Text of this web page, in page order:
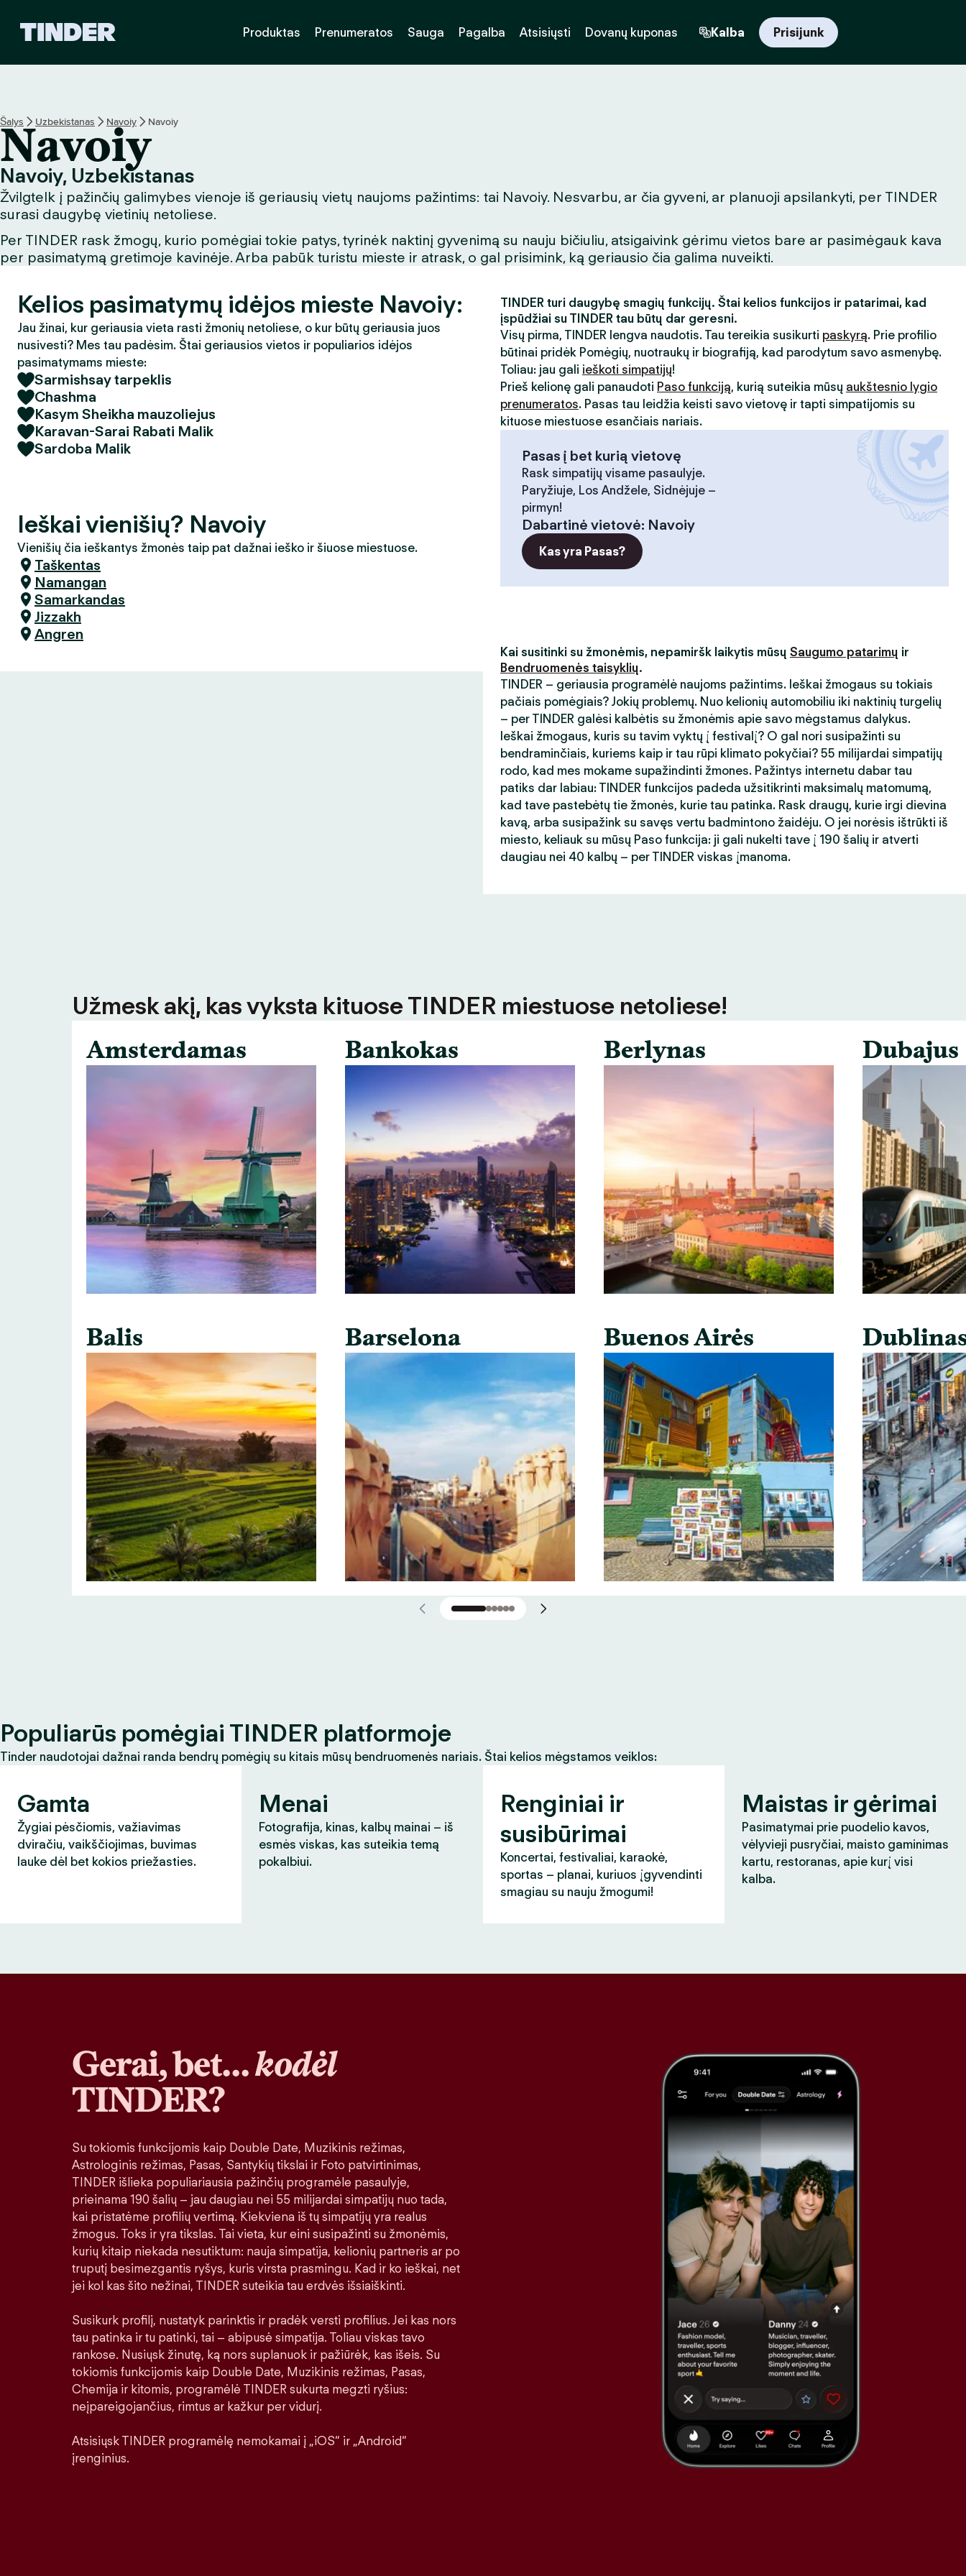
p
a
r
i
n
d
n
i
Produktas Prenumeratos Sauga Pagalba Atsisiųsti Dovanų kuponas Kalba Prisijunk
Šalys Uzbekistanas Navoiy Navoiy
Navoiy
Navoiy, Uzbekistanas
Žvilgtelk į pažinčių galimybes vienoje iš geriausių vietų naujoms pažintims: tai Navoiy. Nesvarbu, ar čia gyveni, ar planuoji apsilankyti, per TINDER
surasi daugybę vietinių netoliese.
Per TINDER rask žmogų, kurio pomėgiai tokie patys, tyrinėk naktinį gyvenimą su nauju bičiuliu, atsigaivink gėrimu vietos bare ar pasimėgauk kava
per pasimatymą gretimoje kavinėje. Arba pabūk turistu mieste ir atrask, o gal prisimink, ką geriausio čia galima nuveikti.
Kelios pasimatymų idėjos mieste Navoiy:
Jau žinai, kur geriausia vieta rasti žmonių netoliese, o kur būtų geriausia juos
nusivesti? Mes tau padėsim. Štai geriausios vietos ir populiarios idėjos
pasimatymams mieste:
Sarmishsay tarpeklis
Chashma
Kasym Sheikha mauzoliejus
Karavan-Sarai Rabati Malik
Sardoba Malik
Ieškai vienišių? Navoiy
Vienišių čia ieškantys žmonės taip pat dažnai ieško ir šiuose miestuose.
Taškentas
Namangan
Samarkandas
Jizzakh
Angren
TINDER turi daugybę smagių funkcijų. Štai kelios funkcijos ir patarimai, kad
įspūdžiai su TINDER tau būtų dar geresni.
Visų pirma, TINDER lengva naudotis. Tau tereikia susikurti paskyrą. Prie profilio
būtinai pridėk Pomėgių, nuotraukų ir biografiją, kad parodytum savo asmenybę.
Toliau: jau gali ieškoti simpatijų!
Prieš kelionę gali panaudoti Paso funkciją, kurią suteikia mūsų aukštesnio lygio
prenumeratos. Pasas tau leidžia keisti savo vietovę ir tapti simpatijomis su
kituose miestuose esančiais nariais.
Pasas į bet kurią vietovę
Rask simpatijų visame pasaulyje.
Paryžiuje, Los Andžele, Sidnėjuje –
pirmyn!
Dabartinė vietovė: Navoiy
Kas yra Pasas?
Kai susitinki su žmonėmis, nepamiršk laikytis mūsų Saugumo patarimų ir
Bendruomenės taisyklių.
TINDER – geriausia programėlė naujoms pažintims. Ieškai žmogaus su tokiais
pačiais pomėgiais? Jokių problemų. Nuo kelionių automobiliu iki naktinių turgelių
– per TINDER galėsi kalbėtis su žmonėmis apie savo mėgstamus dalykus.
Ieškai žmogaus, kuris su tavim vyktų į festivalį? O gal nori susipažinti su
bendraminčiais, kuriems kaip ir tau rūpi klimato pokyčiai? 55 milijardai simpatijų
rodo, kad mes mokame supažindinti žmones. Pažintys internetu dabar tau
patiks dar labiau: TINDER funkcijos padeda užsitikrinti maksimalų matomumą,
kad tave pastebėtų tie žmonės, kurie tau patinka. Rask draugų, kurie irgi dievina
kavą, arba susipažink su savęs vertu badmintono žaidėju. O jei norėsis ištrūkti iš
miesto, keliauk su mūsų Paso funkcija: ji gali nukelti tave į 190 šalių ir atverti
daugiau nei 40 kalbų – per TINDER viskas įmanoma.
Užmesk akį, kas vyksta kituose TINDER miestuose netoliese!
Amsterdamas
Balis
Bankokas
Barselona
Berlynas
Buenos Airės
Dubajus
Populiarūs pomėgiai TINDER platformoje
Tinder naudotojai dažnai randa bendrų pomėgių su kitais mūsų bendruomenės nariais. Štai kelios mėgstamos veiklos:
Gamta
Žygiai pėsčiomis, važiavimas
dviračiu, vaikščiojimas, buvimas
lauke dėl bet kokios priežasties.
Menai
Fotografija, kinas, kalbų mainai – iš
esmės viskas, kas suteikia temą
pokalbiui.
Renginiai ir
susibūrimai
Koncertai, festivaliai, karaokė,
sportas – planai, kuriuos įgyvendinti
smagiau su nauju žmogumi!
Maistas ir gėrimai
Pasimatymai prie puodelio kavos,
vėlyvieji pusryčiai, maisto gaminimas
kartu, restoranas, apie kurį visi
kalba.
Gerai, bet…kodėl
TINDER?
Su tokiomis funkcijomis kaip Double Date, Muzikinis režimas,
Astrologinis režimas, Pasas, Santykių tikslai ir Foto patvirtinimas,
TINDER išlieka populiariausia pažinčių programėle pasaulyje,
prieinama 190 šalių – jau daugiau nei 55 milijardai simpatijų nuo tada,
kai pristatėme profilių vertimą. Kiekviena iš tų simpatijų yra realus
žmogus. Toks ir yra tikslas. Tai vieta, kur eini susipažinti su žmonėmis,
kurių kitaip niekada nesutiktum: nauja simpatija, kelionių partneris ar po
truputį besimezgantis ryšys, kuris virsta prasmingu. Kad ir ko ieškai, net
jei kol kas šito nežinai, TINDER suteikia tau erdvės išsiaiškinti.
Susikurk profilį, nustatyk parinktis ir pradėk versti profilius. Jei kas nors
tau patinka ir tu patinki, tai – abipusė simpatija. Toliau viskas tavo
rankose. Nusiųsk žinutę, ką nors suplanuok ir pažiūrėk, kas išeis. Su
tokiomis funkcijomis kaip Double Date, Muzikinis režimas, Pasas,
Chemija ir kitomis, programėlė TINDER sukurta megzti ryšius:
neįpareigojančius, rimtus ar kažkur per vidurį.
Atsisiųsk TINDER programėlę nemokamai į „iOS“ ir „Android“
įrenginius.